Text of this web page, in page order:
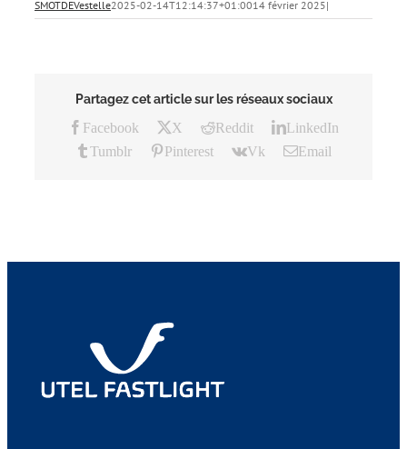
SMOTDEVestelle2025-02-14T12:14:37+01:0014 février 2025|
Partagez cet article sur les réseaux sociaux
Facebook
X Reddit
LinkedIn
Tumblr
Pinterest Vk Email